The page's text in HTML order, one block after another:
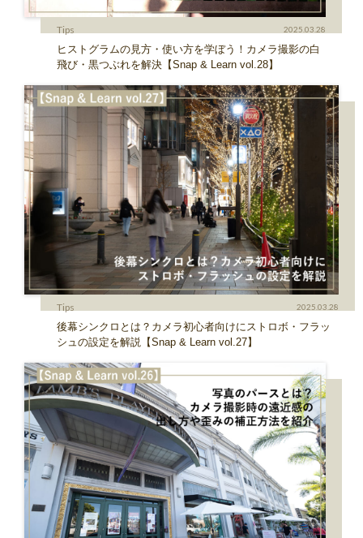
Tips 2025.03.28
ヒストグラムの見方・使い方を学ぼう！カメラ撮影の白
飛び・黒つぶれを解決【Snap & Learn vol.28】
Tips 2025.03.28
後幕シンクロとは？カメラ初心者向けにストロボ・フラッ
シュの設定を解説【Snap & Learn vol.27】